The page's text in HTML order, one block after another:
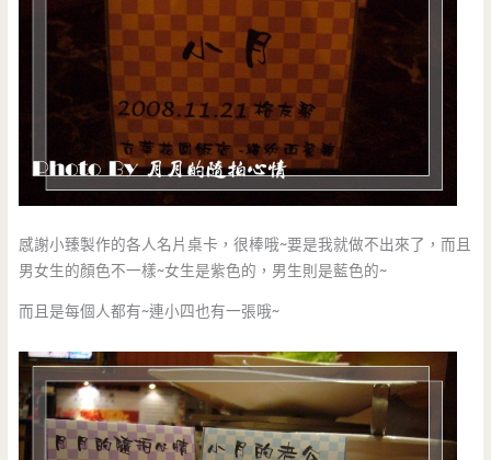
感謝小臻製作的各人名片桌卡，很棒哦~要是我就做不出來了，而且
男女生的顏色不一樣~女生是紫色的，男生則是藍色的~
而且是每個人都有~連小四也有一張哦~